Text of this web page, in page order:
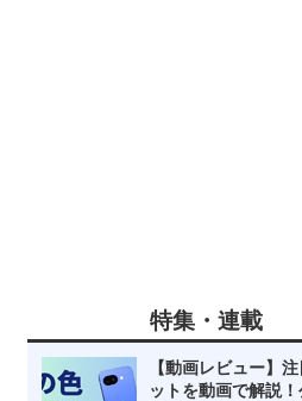
特集・連載
【動画レビュー】
ットを動画で解説